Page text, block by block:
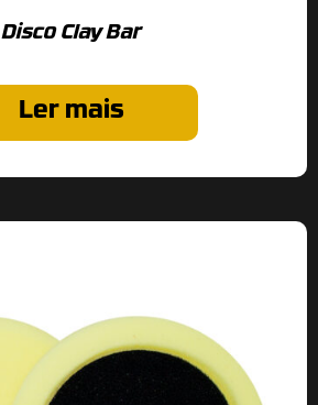
Disco Clay Bar
Ler mais